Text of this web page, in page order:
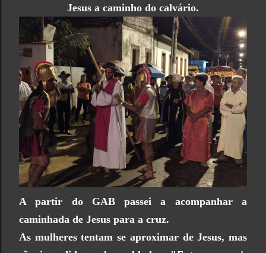
Jesus a caminho do calvário.
A partir do GAB passei a acompanhar a
caminhada de Jesus para a cruz.
As mulheres tentam se aproximar de Jesus, mas